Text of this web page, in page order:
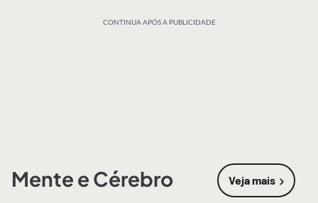
CONTINUA APÓS A PUBLICIDADE
Mente e Cérebro Veja mais
sobre